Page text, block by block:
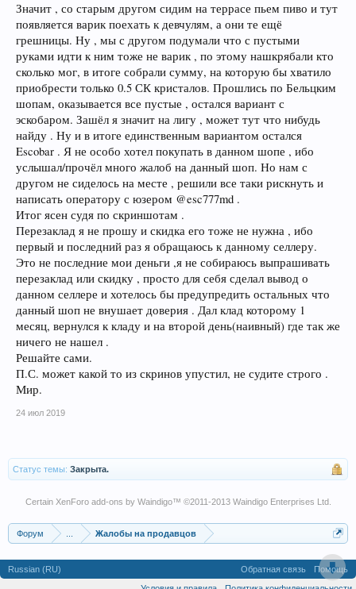
Значит , со старым другом сидим на террасе пьем пиво и тут
появляется варик поехать к девчулям, а они те ещё
грешницы. Ну , мы с другом подумали что с пустыми
руками идти к ним тоже не варик , по этому нашкрябали кто
сколько мог, в итоге собрали сумму, на которую бы хватило
приобрести только 0.5 СК кристалов. Прошлись по Бельцким
шопам, оказывается все пустые , остался вариант с
эскобаром. Зашёл я значит на лигу , может тут что нибудь
найду . Ну и в итоге единственным вариантом остался
Escobar . Я не особо хотел покупать в данном шопе , ибо
услышал/прочёл много жалоб на данный шоп. Но нам с
другом не сиделось на месте , решили все таки рискнуть и
написать оператору с юзером @esc777md .
Итог ясен судя по скриншотам .
Перезаклад я не прошу и скидка его тоже не нужна , ибо
первый и последний раз я обращаюсь к данному селлеру.
Это не последние мои деньги ,я не собираюсь выпрашивать
перезаклад или скидку , просто для себя сделал вывод о
данном селлере и хотелось бы предупредить остальных что
данный шоп не внушает доверия . Дал клад которому 1
месяц, вернулся к кладу и на второй день(наивный) где так же
ничего не нашел .
Решайте сами.
П.С. может какой то из скринов упустил, не судите строго .
Мир.
24 июл 2019
Статус темы: Закрыта.
Certain XenForo add-ons by Waindigo™ ©2011-2013 Waindigo Enterprises Ltd.
Форум Жалобы на продавцов
Russian (RU) Обратная связь
Помощь